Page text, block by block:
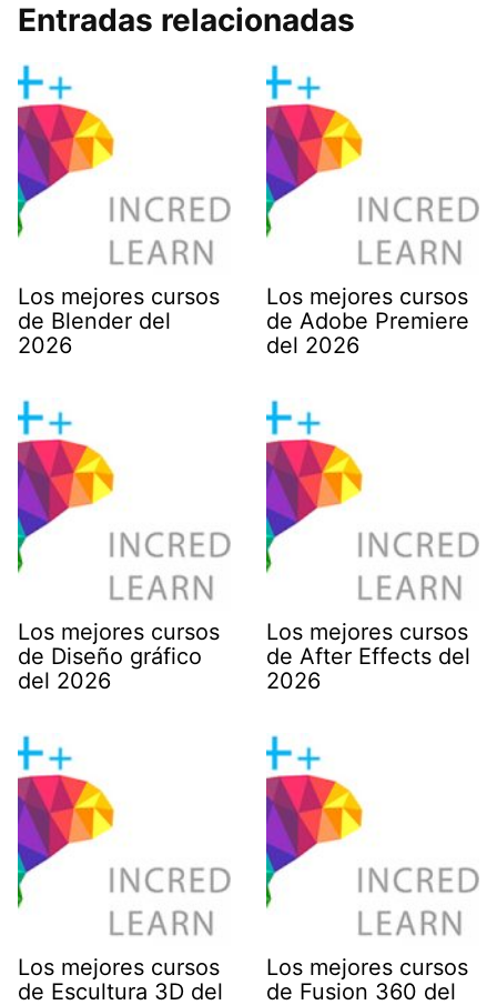
Entradas relacionadas
Los mejores cursos
de Blender del
2026
Los mejores cursos
de Adobe Premiere
del 2026
Los mejores cursos
de Diseño gráfico
del 2026
Los mejores cursos
de After Effects del
2026
Los mejores cursos
de Escultura 3D del
Los mejores cursos
de Fusion 360 del